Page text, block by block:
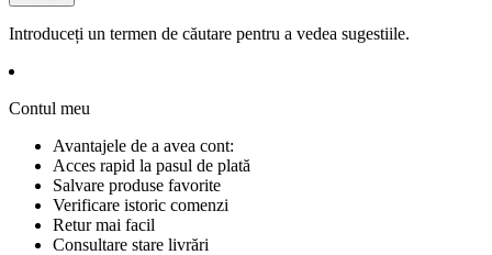
Introduceți un termen de căutare pentru a vedea sugestiile.
Contul meu
Avantajele de a avea cont:
Acces rapid la pasul de plată
Salvare produse favorite
Verificare istoric comenzi
Retur mai facil
Consultare stare livrări